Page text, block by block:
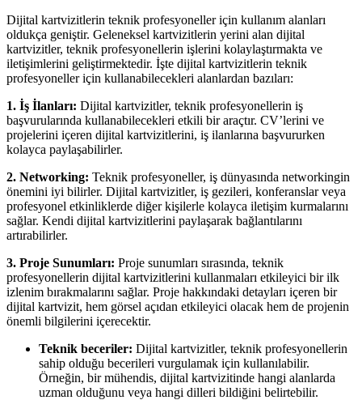
Dijital kartvizitlerin teknik profesyoneller için kullanım alanları
oldukça geniştir. Geleneksel kartvizitlerin yerini alan dijital
kartvizitler, teknik profesyonellerin işlerini kolaylaştırmakta ve
iletişimlerini geliştirmektedir. İşte dijital kartvizitlerin teknik
profesyoneller için kullanabilecekleri alanlardan bazıları:
1. İş İlanları: Dijital kartvizitler, teknik profesyonellerin iş
başvurularında kullanabilecekleri etkili bir araçtır. CV’lerini ve
projelerini içeren dijital kartvizitlerini, iş ilanlarına başvururken
kolayca paylaşabilirler.
2. Networking: Teknik profesyoneller, iş dünyasında networkingin
önemini iyi bilirler. Dijital kartvizitler, iş gezileri, konferanslar veya
profesyonel etkinliklerde diğer kişilerle kolayca iletişim kurmalarını
sağlar. Kendi dijital kartvizitlerini paylaşarak bağlantılarını
artırabilirler.
3. Proje Sunumları: Proje sunumları sırasında, teknik
profesyonellerin dijital kartvizitlerini kullanmaları etkileyici bir ilk
izlenim bırakmalarını sağlar. Proje hakkındaki detayları içeren bir
dijital kartvizit, hem görsel açıdan etkileyici olacak hem de projenin
önemli bilgilerini içerecektir.
Teknik beceriler: Dijital kartvizitler, teknik profesyonellerin
sahip olduğu becerileri vurgulamak için kullanılabilir.
Örneğin, bir mühendis, dijital kartvizitinde hangi alanlarda
uzman olduğunu veya hangi dilleri bildiğini belirtebilir.